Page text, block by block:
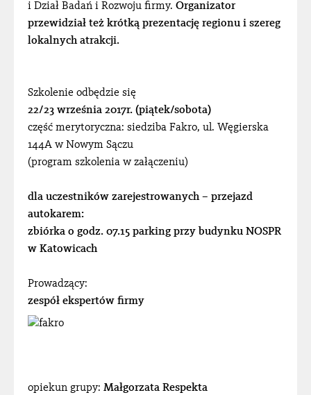
i Dział Badań i Rozwoju firmy. Organizator
przewidział też krótką prezentację regionu i szereg
lokalnych atrakcji.
Szkolenie odbędzie się
22/23 września 2017r. (piątek/sobota)
część merytoryczna: siedziba Fakro, ul. Węgierska
144A w Nowym Sączu
(program szkolenia w załączeniu)
dla uczestników zarejestrowanych – przejazd
autokarem:
zbiórka o godz. 07.15 parking przy budynku NOSPR
w Katowicach
Prowadzący:
zespół ekspertów firmy
opiekun grupy: Małgorzata Respekta